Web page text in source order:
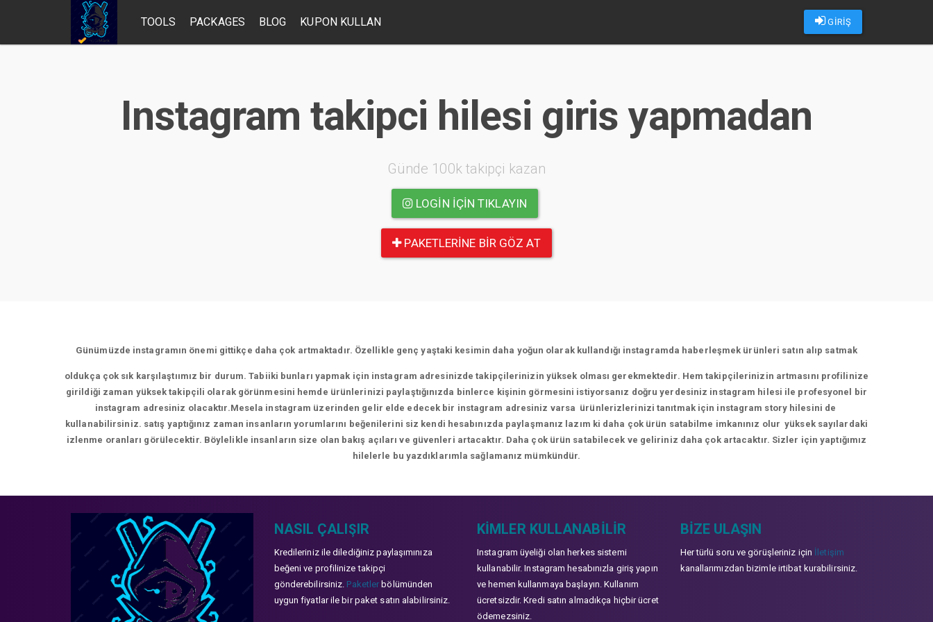
GİRİŞ
TOOLS PACKAGES BLOG KUPON KULLAN
Instagram takipci hilesi giris yapmadan
Günde 100k takipçi kazan
LOGIN IÇIN TIKLAYIN
PAKETLERINE BIR GÖZ AT
Günümüzde instagramın önemi gittikçe daha çok artmaktadır. Özellikle genç yaştaki kesimin daha yoğun olarak kullandığı instagramda haberleşmek ürünleri satın alıp satmak
oldukça çok sık karşılaştıımız bir durum. Tabiiki bunları yapmak için instagram adresinizde takipçilerinizin yüksek olması gerekmektedir. Hem takipçilerinizin artmasını profilinize
girildiği zaman yüksek takipçili olarak görünmesini hemde ürünlerinizi paylaştığınızda binlerce kişinin görmesini istiyorsanız doğru yerdesiniz instagram hilesi ile profesyonel bir
instagram adresiniz olacaktır.Mesela instagram üzerinden gelir elde edecek bir instagram adresiniz varsa ürünlerizlerinizi tanıtmak için instagram story hilesini de
kullanabilirsiniz. satış yaptığınız zaman insanların yorumlarını beğenilerini siz kendi hesabınızda paylaşmanız lazım ki daha çok ürün satabilme imkanınız olur yüksek sayılardaki
izlenme oranları görülecektir. Böylelikle insanların size olan bakış açıları ve güvenleri artacaktır. Daha çok ürün satabilecek ve geliriniz daha çok artacaktır. Sizler için yaptığımız
hilelerle bu yazdıklarımla sağlamanız mümkündür.
NASIL ÇALIŞIR
Kredileriniz ile dilediğiniz paylaşımınıza
beğeni ve profilinize takipçi
gönderebilirsiniz. Paketler bölümünden
uygun fiyatlar ile bir paket satın alabilirsiniz.
KIMLER KULLANABILIR
Instagram üyeliği olan herkes sistemi
kullanabilir. Instagram hesabınızla giriş yapın
ve hemen kullanmaya başlayın. Kullanım
ücretsizdir. Kredi satın almadıkça hiçbir ücret
ödemezsiniz.
BIZE ULAŞIN
Her türlü soru ve görüşleriniz için İletişim
kanallarımızdan bizimle irtibat kurabilirsiniz.